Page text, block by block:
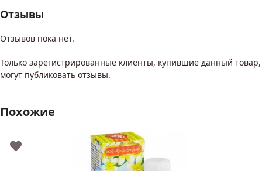
Отзывы
Отзывов пока нет.
Только зарегистрированные клиенты, купившие данный товар,
могут публиковать отзывы.
Похожие